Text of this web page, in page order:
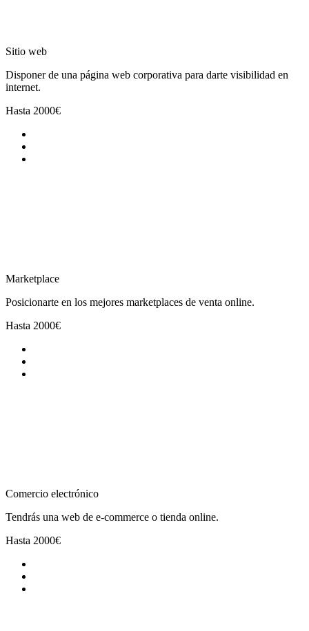
Sitio web
Disponer de una página web corporativa para darte visibilidad en
internet.
Hasta 2000€
Marketplace
Posicionarte en los mejores marketplaces de venta online.
Hasta 2000€
Comercio electrónico
Tendrás una web de e-commerce o tienda online.
Hasta 2000€